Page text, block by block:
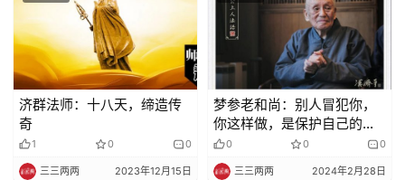
济群法师：十八天，缔造传
奇
1 0 0
三三两两 2023年12月15日
梦参老和尚：别人冒犯你，
你这样做，是保护自己的方
法0 0 0
三三两两 2024年2月28日